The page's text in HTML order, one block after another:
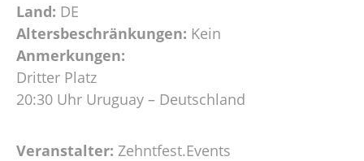
Land: DE
Altersbeschränkungen: Kein
Anmerkungen:
Dritter Platz
20:30 Uhr Uruguay – Deutschland
Veranstalter: Zehntfest.Events